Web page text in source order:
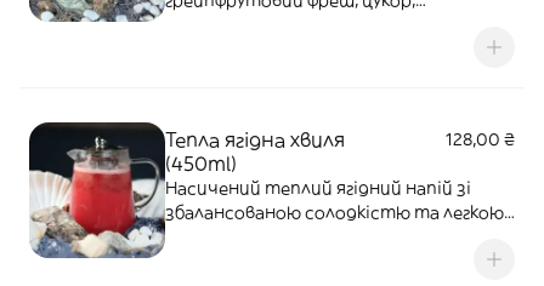
Тепла ягідна хвиля
(450ml)
128,00 ₴
Насичений теплий ягідний напій зі
збалансованою солодкістю та легкою